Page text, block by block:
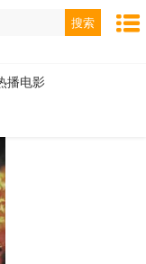
搜索
播电影